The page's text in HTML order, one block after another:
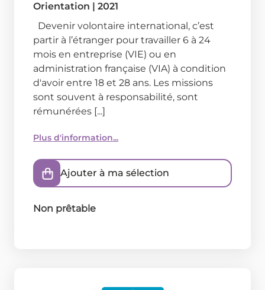
Orientation | 2021
Devenir volontaire international, c’est
partir à l’étranger pour travailler 6 à 24
mois en entreprise (VIE) ou en
administration française (VIA) à condition
d'avoir entre 18 et 28 ans. Les missions
sont souvent à responsabilité, sont
rémunérées [...]
Plus d'information...
Ajouter à ma sélection
Non prêtable